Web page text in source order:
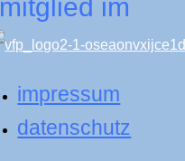
mitglied im
impressum
datenschutz